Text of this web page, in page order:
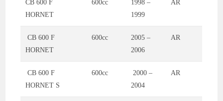
CB 600 F
HORNET
600cc
1998 –
1999
AR
CB 600 F
HORNET
600cc
2005 –
2006
AR
CB 600 F
HORNET S
600cc
2000 –
2004
AR